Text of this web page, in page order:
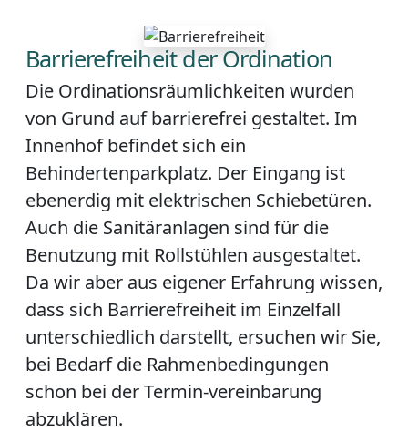
Barrierefreiheit der Ordination
Die Ordinationsräumlichkeiten wurden
von Grund auf barrierefrei gestaltet. Im
Innenhof befindet sich ein
Behindertenparkplatz. Der Eingang ist
ebenerdig mit elektrischen Schiebetüren.
Auch die Sanitäranlagen sind für die
Benutzung mit Rollstühlen ausgestaltet.
Da wir aber aus eigener Erfahrung wissen,
dass sich Barrierefreiheit im Einzelfall
unterschiedlich darstellt, ersuchen wir Sie,
bei Bedarf die Rahmenbedingungen
schon bei der Termin-vereinbarung
abzuklären.